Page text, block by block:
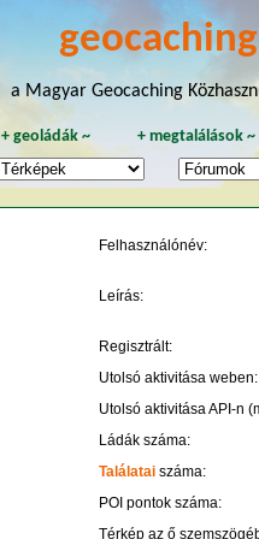
a Magyar Geocaching
+geoládák~ + megtalálások~
Felhasználónév:
Leírás:
Regisztrált:
Utolsó aktivitása weben:
Utolsó aktivitása API-n
Ládák száma:
Találatai száma:
POI pontok száma:
Térkép az ő